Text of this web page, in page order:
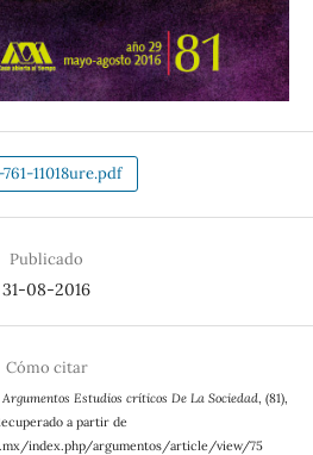
761-11018ure.pdf
Publicado
31-08-2016
Cómo citar
Argumentos Estudios críticos De La Sociedad , (81),
a partir de
index.php/argumentos/article/view/75